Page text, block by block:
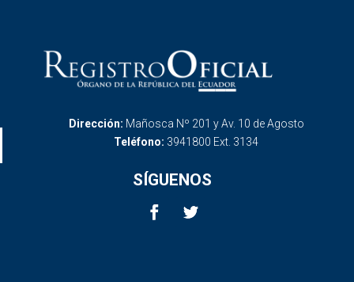
Dirección: Mañosca Nº 201 y Av. 10 de Agosto
Teléfono: 3941800 Ext. 3134
SÍGUENOS